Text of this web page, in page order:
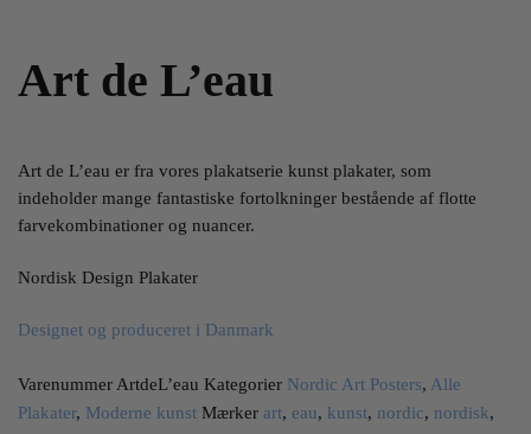
Art de L’eau
Art de L’eau er fra vores plakatserie kunst plakater, som
indeholder mange fantastiske fortolkninger bestående af flotte
farvekombinationer og nuancer.
Nordisk Design Plakater
Designet og produceret i Danmark
Varenummer ArtdeL’eau Kategorier Nordic Art Posters, Alle
Plakater, Moderne kunst Mærker art, eau, kunst, nordic, nordisk,